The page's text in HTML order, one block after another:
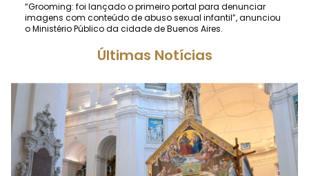
“Grooming: foi lançado o primeiro portal para denunciar
imagens com conteúdo de abuso sexual infantil”, anunciou
o Ministério Público da cidade de Buenos Aires.
Últimas Notícias